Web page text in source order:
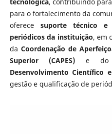
para o fortalecimento da
oferece suporte técnico
periódicos da instituição, em
da Coordenação de
Superior (CAPES) e
Desenvolvimento Científico
gestão e qualificação de